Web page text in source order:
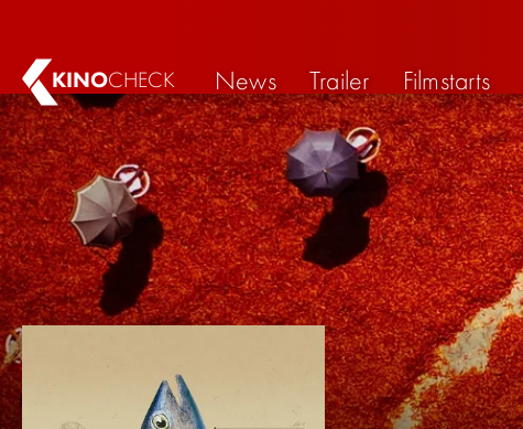
KINOCHECK News Trailer Filmstarts